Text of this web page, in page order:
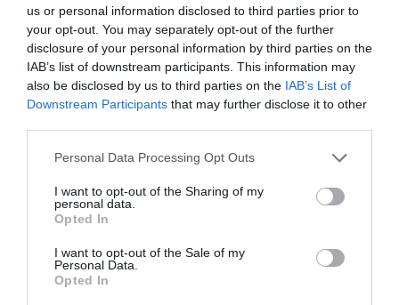
us or personal information disclosed to third parties prior to
your opt-out. You may separately opt-out of the further
disclosure of your personal information by third parties on the
IAB’s list of downstream participants. This information may
also be disclosed by us to third parties on the IAB’s List of
Downstream Participants that may further disclose it to other
Personal Data Processing Opt Outs
I want to opt-out of the Sharing of my
personal data.
Opted In
I want to opt-out of the Sale of my
Personal Data.
Opted In
Compartir
Imprimir
Publicidad